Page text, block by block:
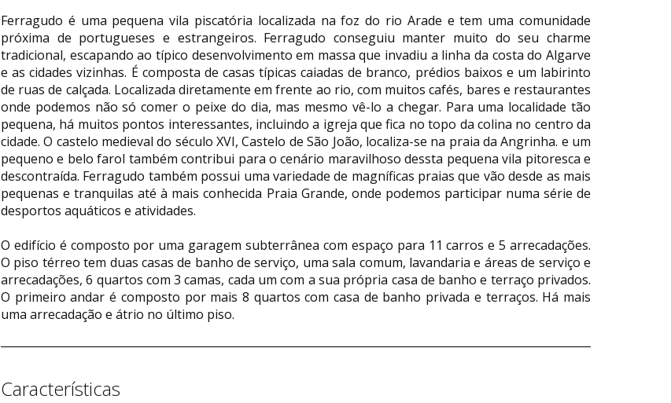
Ferragudo é uma pequena vila piscatória localizada na foz do rio Arade e tem uma comunidade
próxima de portugueses e estrangeiros. Ferragudo conseguiu manter muito do seu charme
tradicional, escapando ao típico desenvolvimento em massa que invadiu a linha da costa do Algarve
e as cidades vizinhas. É composta de casas típicas caiadas de branco, prédios baixos e um labirinto
de ruas de calçada. Localizada diretamente em frente ao rio, com muitos cafés, bares e restaurantes
onde podemos não só comer o peixe do dia, mas mesmo vê-lo a chegar. Para uma localidade tão
pequena, há muitos pontos interessantes, incluindo a igreja que fica no topo da colina no centro da
cidade. O castelo medieval do século XVI, Castelo de São João, localiza-se na praia da Angrinha. e um
pequeno e belo farol também contribui para o cenário maravilhoso dessta pequena vila pitoresca e
descontraída. Ferragudo também possui uma variedade de magníficas praias que vão desde as mais
pequenas e tranquilas até à mais conhecida Praia Grande, onde podemos participar numa série de
desportos aquáticos e atividades.
O edifício é composto por uma garagem subterrânea com espaço para 11 carros e 5 arrecadações.
O piso térreo tem duas casas de banho de serviço, uma sala comum, lavandaria e áreas de serviço e
arrecadações, 6 quartos com 3 camas, cada um com a sua própria casa de banho e terraço privados.
O primeiro andar é composto por mais 8 quartos com casa de banho privada e terraços. Há mais
uma arrecadação e átrio no último piso.
Características